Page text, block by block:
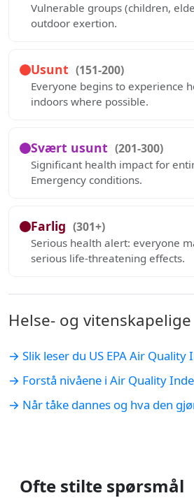
Vulnerable groups (children,
outdoor exertion.
Usunt (151-200)
Everyone begins to experience
indoors where possible.
Svært usunt (201-300)
Significant health impact for
Emergency conditions.
Farlig (301+)
Serious health alert: everyone
serious life-threatening effects.
Helse- og
→ Slik leser du US EPA Air
→ Forstå nivåene i Air Quality
→ Når tåke dannes og hva den
Ofte stilte spørsmål